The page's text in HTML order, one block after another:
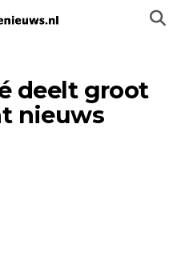
deelt groot
nieuws